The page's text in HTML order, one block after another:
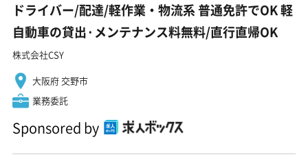
ドライバー/配達/軽作業・物流系 普通免許でOK 軽
自動車の貸出·メンテナンス料無料/直行直帰OK
株式会社CSY
大阪府 交野市
業務委託
Sponsored by